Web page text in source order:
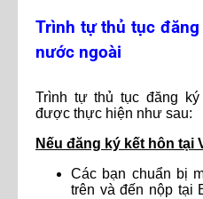
Trình tự thủ tục
nước ngoài
Trình tự thủ tục đăng
được thực hiện như sau:
Nếu đăng ký kết hôn tại
Các bạn chuẩn bị
trên và đến nộp tại